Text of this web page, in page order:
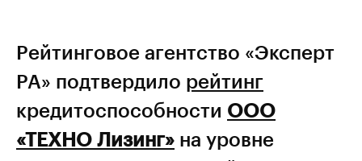
Рейтинговое агентство «Эксперт
РА» подтвердило рейтинг
кредитоспособности ООО
«ТЕХНО Лизинг» на уровне